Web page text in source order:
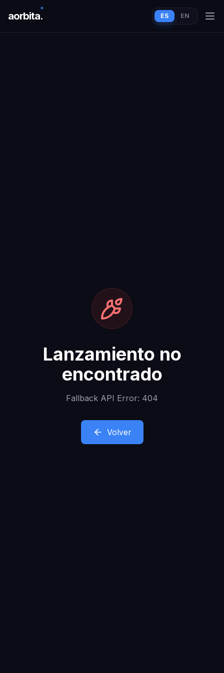
aorbita. ES EN
Lanzamiento no
encontrado
Fallback API Error: 404
Volver